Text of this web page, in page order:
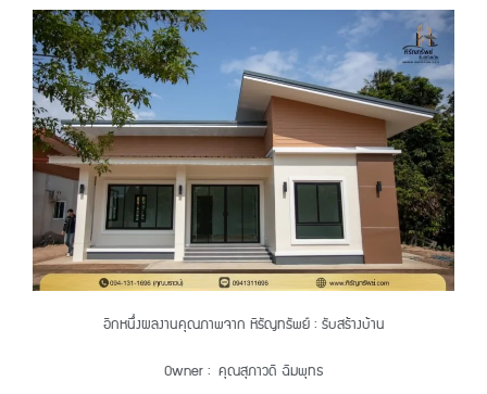
อีกหนึ่งผลงานคุณภาพจาก หิรัญทรัพย์ : รับสร้างบ้าน
Owner : คุณสุภาวดี ฉิมพุทธ